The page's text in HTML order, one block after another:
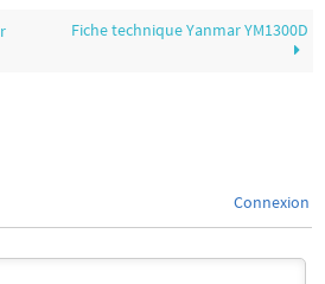
Fiche technique Yanmar YM1300D
Connexion